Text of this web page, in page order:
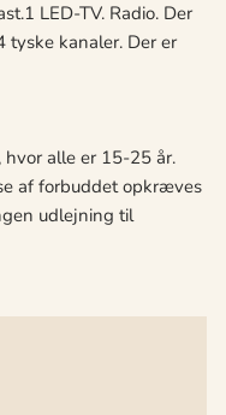
LED-TV. Radio. Der
tyske kanaler. Der er
alle er 15-25 år.
af forbuddet opkræves
udlejning til